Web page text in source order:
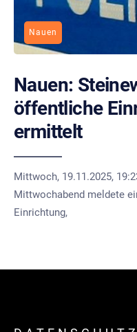
Nauen
Nauen:
öffentliche
ermittelt
Mittwoch, 19.11.2025,
Mittwochabend meldete
Einrichtung,